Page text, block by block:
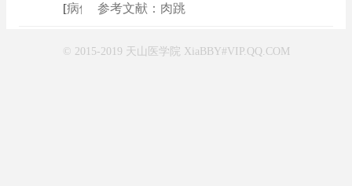
病例 参考文献：肉跳
© 2015-2019 天山医学院 XiaBBY#VIP.QQ.COM